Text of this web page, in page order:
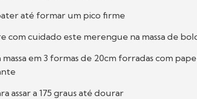
até formar um pico firme
com cuidado este merengue na massa de
massa em 3 formas de 20cm forradas com
assar a 175 graus até dourar